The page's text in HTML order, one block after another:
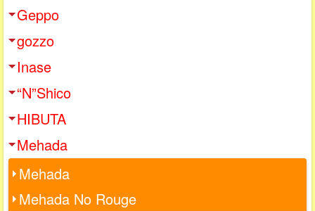
Geppo
gozzo
Inase
“N”Shico
HIBUTA
Mehada
Mehada
Mehada No Rouge